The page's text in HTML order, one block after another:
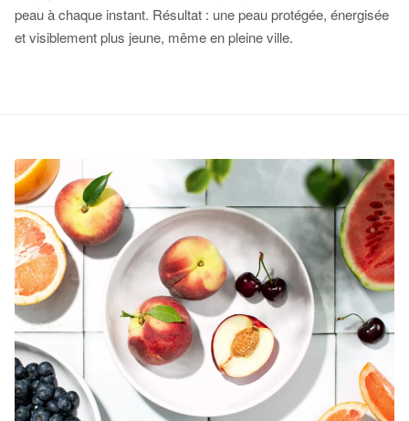
peau à chaque instant. Résultat : une peau protégée, énergisée
et visiblement plus jeune, même en pleine ville.